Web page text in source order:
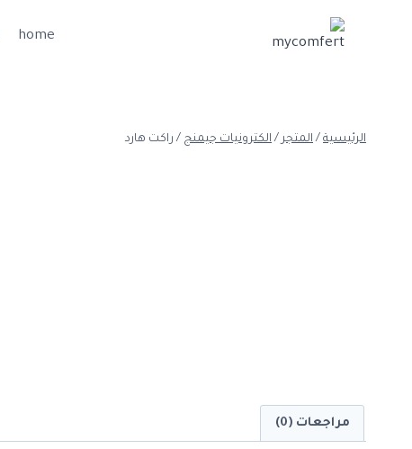
home
الرئيسية / المتجر / الكترونيات جيمنج / راكت هارد
مراجعات (0)